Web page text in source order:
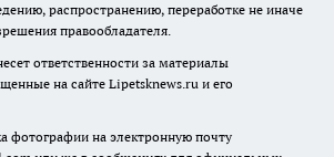
распространению, переработке не иначе
правообладателя.
ответственности за материалы
на сайте Lipetsknews.ru и его
фотографии на электронную почту